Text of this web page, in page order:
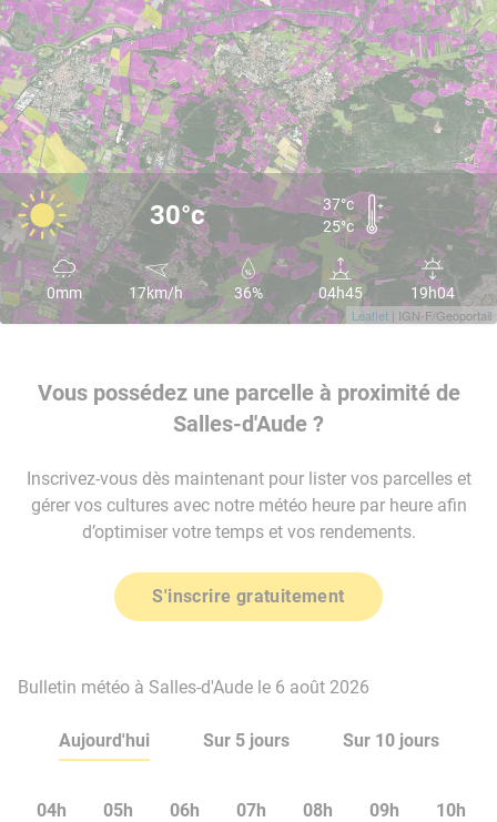
Leaflet | IGN-F/Geoportail
30°c
37°c
25°c
0mm 17km/h 36% 04h45 19h04
Vous possédez une parcelle à proximité de
Salles-d'Aude ?
Inscrivez-vous dès maintenant pour lister vos parcelles et
gérer vos cultures avec notre météo heure par heure afin
d’optimiser votre temps et vos rendements.
S'inscrire gratuitement
Bulletin météo à Salles-d'Aude le 6 août 2026
Aujourd'hui Sur 5 jours Sur 10 jours
04h 05h 06h 07h 08h 09h 10h